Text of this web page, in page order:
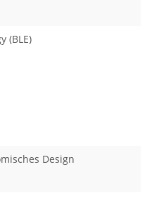
(BLE)
Design